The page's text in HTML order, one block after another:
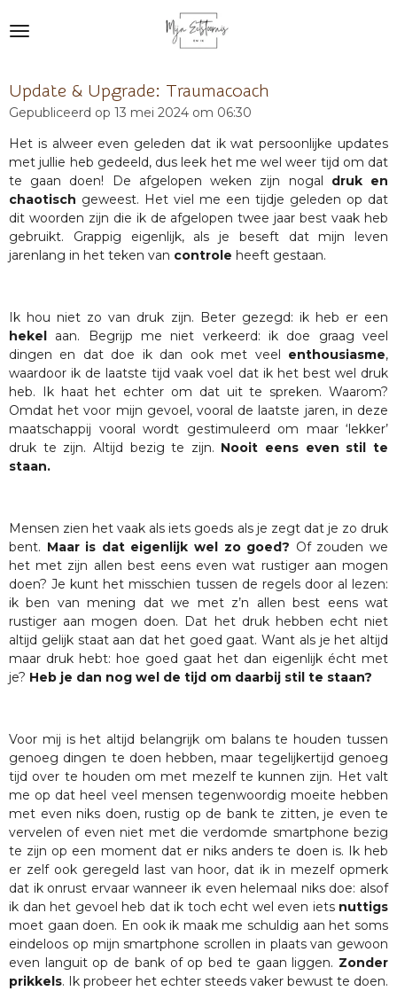
direct
hoofdinhoud
Update & Upgrade: Traumacoach
Gepubliceerd op 13 mei 2024 om 06:30
Het is alweer even geleden dat ik wat persoonlijke updates
met jullie heb gedeeld, dus leek het me wel weer tijd om dat
te gaan doen! De afgelopen weken zijn nogal druk en
chaotisch geweest. Het viel me een tijdje geleden op dat
dit woorden zijn die ik de afgelopen twee jaar best vaak heb
gebruikt. Grappig eigenlijk, als je beseft dat mijn leven
jarenlang in het teken van controle heeft gestaan.
Ik hou niet zo van druk zijn. Beter gezegd: ik heb er een
hekel aan. Begrijp me niet verkeerd: ik doe graag veel
dingen en dat doe ik dan ook met veel enthousiasme,
waardoor ik de laatste tijd vaak voel dat ik het best wel druk
heb. Ik haat het echter om dat uit te spreken. Waarom?
Omdat het voor mijn gevoel, vooral de laatste jaren, in deze
maatschappij vooral wordt gestimuleerd om maar ‘lekker’
druk te zijn. Altijd bezig te zijn. Nooit eens even stil te
staan.
Mensen zien het vaak als iets goeds als je zegt dat je zo druk
bent. Maar is dat eigenlijk wel zo goed? Of zouden we
het met zijn allen best eens even wat rustiger aan mogen
doen? Je kunt het misschien tussen de regels door al lezen:
ik ben van mening dat we met z’n allen best eens wat
rustiger aan mogen doen. Dat het druk hebben echt niet
altijd gelijk staat aan dat het goed gaat. Want als je het altijd
maar druk hebt: hoe goed gaat het dan eigenlijk écht met
je? Heb je dan nog wel de tijd om daarbij stil te staan?
Voor mij is het altijd belangrijk om balans te houden tussen
genoeg dingen te doen hebben, maar tegelijkertijd genoeg
tijd over te houden om met mezelf te kunnen zijn. Het valt
me op dat heel veel mensen tegenwoordig moeite hebben
met even niks doen, rustig op de bank te zitten, je even te
vervelen of even niet met die verdomde smartphone bezig
te zijn op een moment dat er niks anders te doen is. Ik heb
er zelf ook geregeld last van hoor, dat ik in mezelf opmerk
dat ik onrust ervaar wanneer ik even helemaal niks doe: alsof
ik dan het gevoel heb dat ik toch echt wel even iets nuttigs
moet gaan doen. En ook ik maak me schuldig aan het soms
eindeloos op mijn smartphone scrollen in plaats van gewoon
even languit op de bank of op bed te gaan liggen. Zonder
prikkels. Ik probeer het echter steeds vaker bewust te doen.